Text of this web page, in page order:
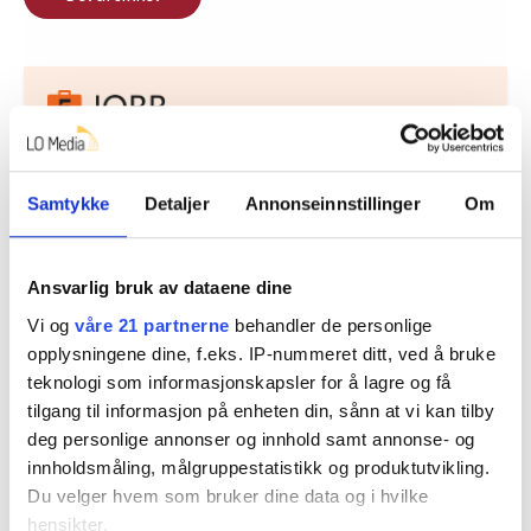
Samtykke Detaljer Annonseinnstillinger Om
Ansvarlig bruk av dataene dine
Vi og våre 21 partnerne behandler de personlige
opplysningene dine, f.eks. IP-nummeret ditt, ved å bruke
teknologi som informasjonskapsler for å lagre og få
tilgang til informasjon på enheten din, sånn at vi kan tilby
deg personlige annonser og innhold samt annonse- og
innholdsmåling, målgruppestatistikk og produktutvikling.
Du velger hvem som bruker dine data og i hvilke
hensikter.
Nå:4stillingsannonser
Regionleder Region Indre Øst
Fellesforbundet
Moelv